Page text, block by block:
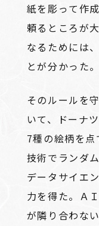
紙を彫って作
頼るところが
なるためには
とが分かった。
そのルールを
いて、ドーナ
7種の絵柄を点
技術でランダ
データサイエ
力を得た。Ａ
が隣り合わな